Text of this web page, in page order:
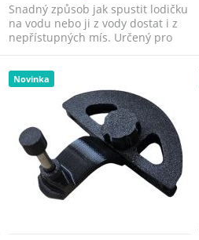
Snadný způsob jak spustit lodičku
na vodu nebo ji z vody dostat i z
nepřístupných mís. Určený pro
Novinka